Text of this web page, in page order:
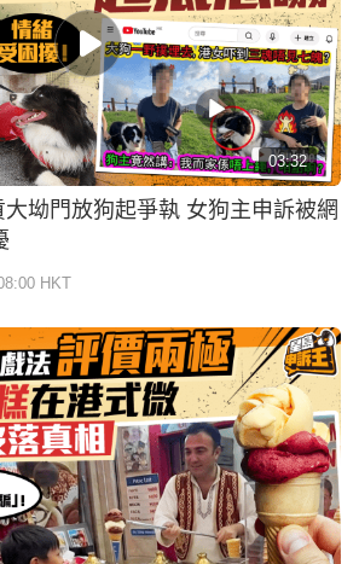
解土耳其雪糕戲法評價兩極 土
港式微真相
HKT